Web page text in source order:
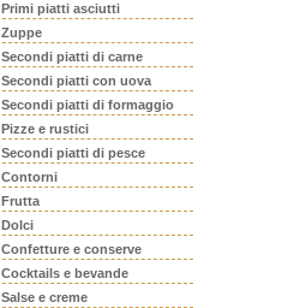
Primi piatti asciutti
Zuppe
Secondi piatti di carne
Secondi piatti con uova
Secondi piatti di formaggio
Pizze e rustici
Secondi piatti di pesce
Contorni
Frutta
Dolci
Confetture e conserve
Cocktails e bevande
Salse e creme